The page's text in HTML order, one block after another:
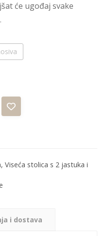
će ugođaj svake
,Viseća stolica s 2 jastuka i
i dostava